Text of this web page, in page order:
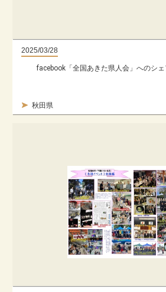
2025/03/28
秋田県
facebook「全国あきた県人会」へのシ